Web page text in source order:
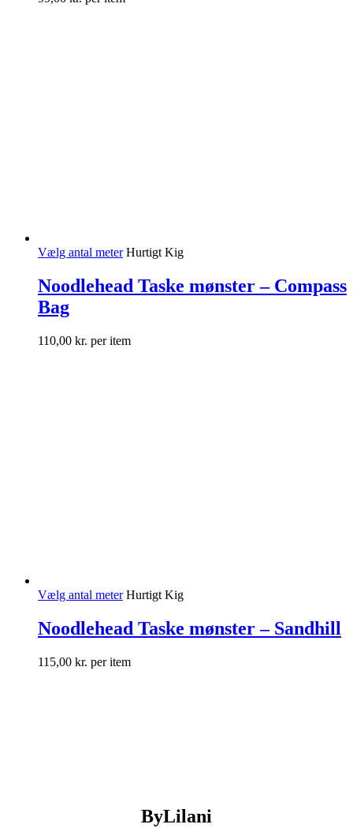
Vælg antal meter Hurtigt Kig
Noodlehead Taske mønster – Compass
Bag
110,00 kr. per item
Vælg antal meter Hurtigt Kig
Noodlehead Taske mønster – Sandhill
115,00 kr. per item
ByLilani